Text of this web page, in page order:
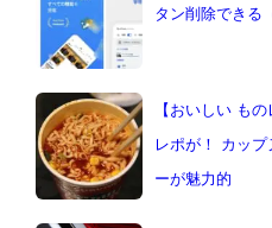
タン削除できる
【おいしい も
レポが！ カッ
ーが魅力的